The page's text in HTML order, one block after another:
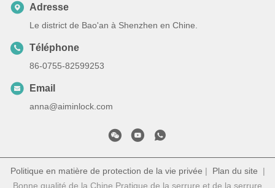
Adresse
Le district de Bao'an à Shenzhen en Chine.
Téléphone
86-0755-82599253
Email
anna@aiminlock.com
Politique en matière de protection de la vie privée | Plan du site |
Bonne qualité de la Chine Pratique de la serrure et de la serrure